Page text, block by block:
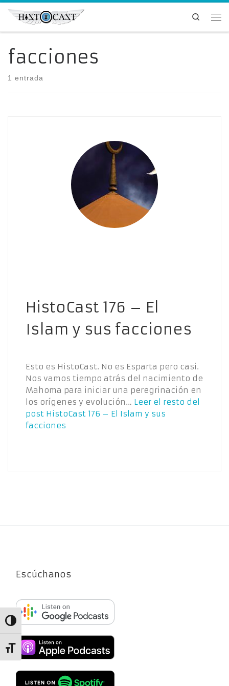
Alternar alto contraste
Alternar tamaño de letra
Saltar al contenido
Search
facciones
1 entrada
HistoCast 176 – El
Islam y sus facciones
Esto es HistoCast. No es Esparta pero casi.
Nos vamos tiempo atrás del nacimiento de
Mahoma para iniciar una peregrinación en
los orígenes y evolución… Leer el resto del
post HistoCast 176 – El Islam y sus
facciones
Escúchanos